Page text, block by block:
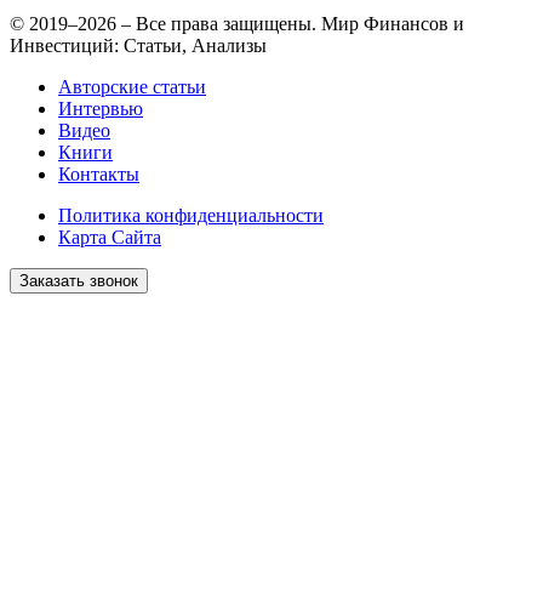
© 2019–2026 – Все права защищены. Мир Финансов и
Инвестиций: Статьи, Анализы
Авторские статьи
Интервью
Видео
Книги
Контакты
Политика конфиденциальности
Карта Сайта
Заказать звонок